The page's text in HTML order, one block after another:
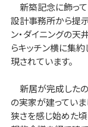
新築記念に飾って
設計事務所から提
ン・ダイニングの天
らキッチン横に集
現されています。
新居が完成したの
の実家が建ってい
狭さを感じ始めた